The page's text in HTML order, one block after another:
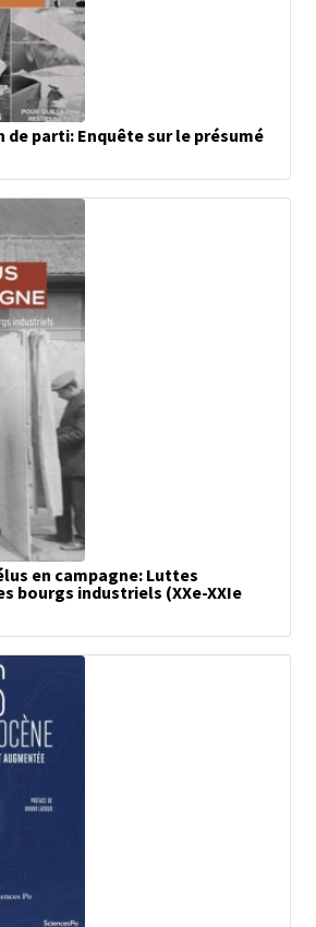
de parti: Enquête sur le présumé
en campagne: Luttes
bourgs industriels (XXe-XXIe